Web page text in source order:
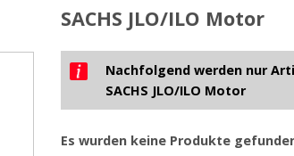
SACHS JLO/ILO Motor
Nachfolgend werden nur
SACHS JLO/ILO Motor
Es wurden keine Produkte